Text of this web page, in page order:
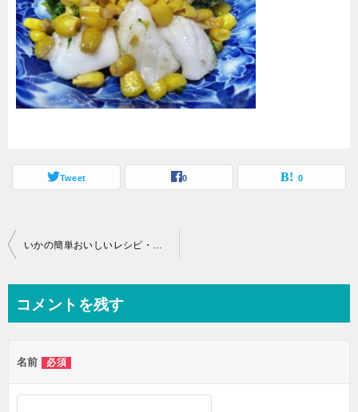
Tweet 0 0
投
ビ
ー
シ
いかの簡単おいしいレシピ・アオリイカとコーンの炒め物
コメントを残す
名前 必須